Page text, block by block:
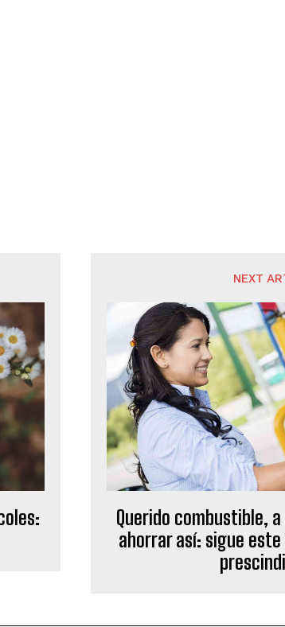
NEXT
Querido combustible,
ahorrar así: sigue